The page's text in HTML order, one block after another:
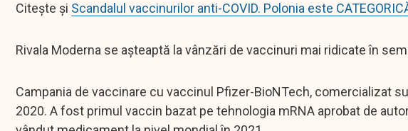
Citește și Scandalul vaccinurilor anti-COVID. Polonia este
Rivala Moderna se aşteaptă la vânzări de vaccinuri mai ridicate în
Campania de vaccinare cu vaccinul Pfizer-BioNTech, comercializat
2020. A fost primul vaccin bazat pe tehnologia mRNA aprobat de